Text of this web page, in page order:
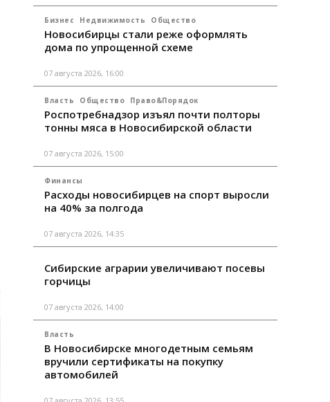
Бизнес Недвижимость Общество
Новосибирцы стали реже оформлять
дома по упрощенной схеме
07 августа 2026, 16:00
Власть Общество Право&Порядок
Роспотребнадзор изъял почти полторы
тонны мяса в Новосибирской области
07 августа 2026, 15:00
Финансы
Расходы новосибирцев на спорт выросли
на 40% за полгода
07 августа 2026, 14:35
Сибирские аграрии увеличивают посевы
горчицы
07 августа 2026, 14:00
Власть
В Новосибирске многодетным семьям
вручили сертификаты на покупку
автомобилей